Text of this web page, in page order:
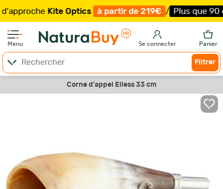
Kite Optics à partir de 219€ / Plus que 90
Menu Se connecter Panier
Filtrer
Corne d'appel Elless 33 cm